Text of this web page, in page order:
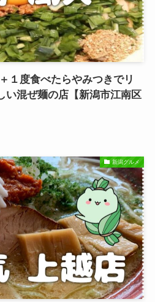
１度食べたらやみつきでリ
い混ぜ麺の店【新潟市江南区
新潟グルメ